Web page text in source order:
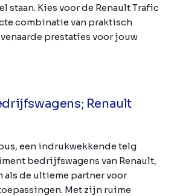
staan. Kies voor de Renault Trafic
combinatie van praktisch
prestaties voor jouw
Renault
een indrukwekkende telg
bedrijfswagens van Renault,
de ultieme partner voor
Met zijn ruime